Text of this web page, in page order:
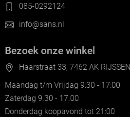
085-0292124
info@sans.nl
Bezoek onze winkel
Haarstraat 33, 7462 AK
Maandag t/m Vrijdag 9:30 - 17:00
Zaterdag 9.30 - 17.00
Donderdag koopavond tot 21:00